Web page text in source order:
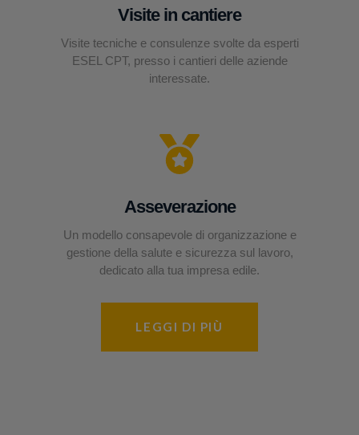
Visite in cantiere
Visite tecniche e consulenze svolte da esperti
ESEL CPT, presso i cantieri delle aziende
interessate.
Asseverazione
Un modello consapevole di organizzazione e
gestione della salute e sicurezza sul lavoro,
dedicato alla tua impresa edile.
LEGGI DI PIÙ